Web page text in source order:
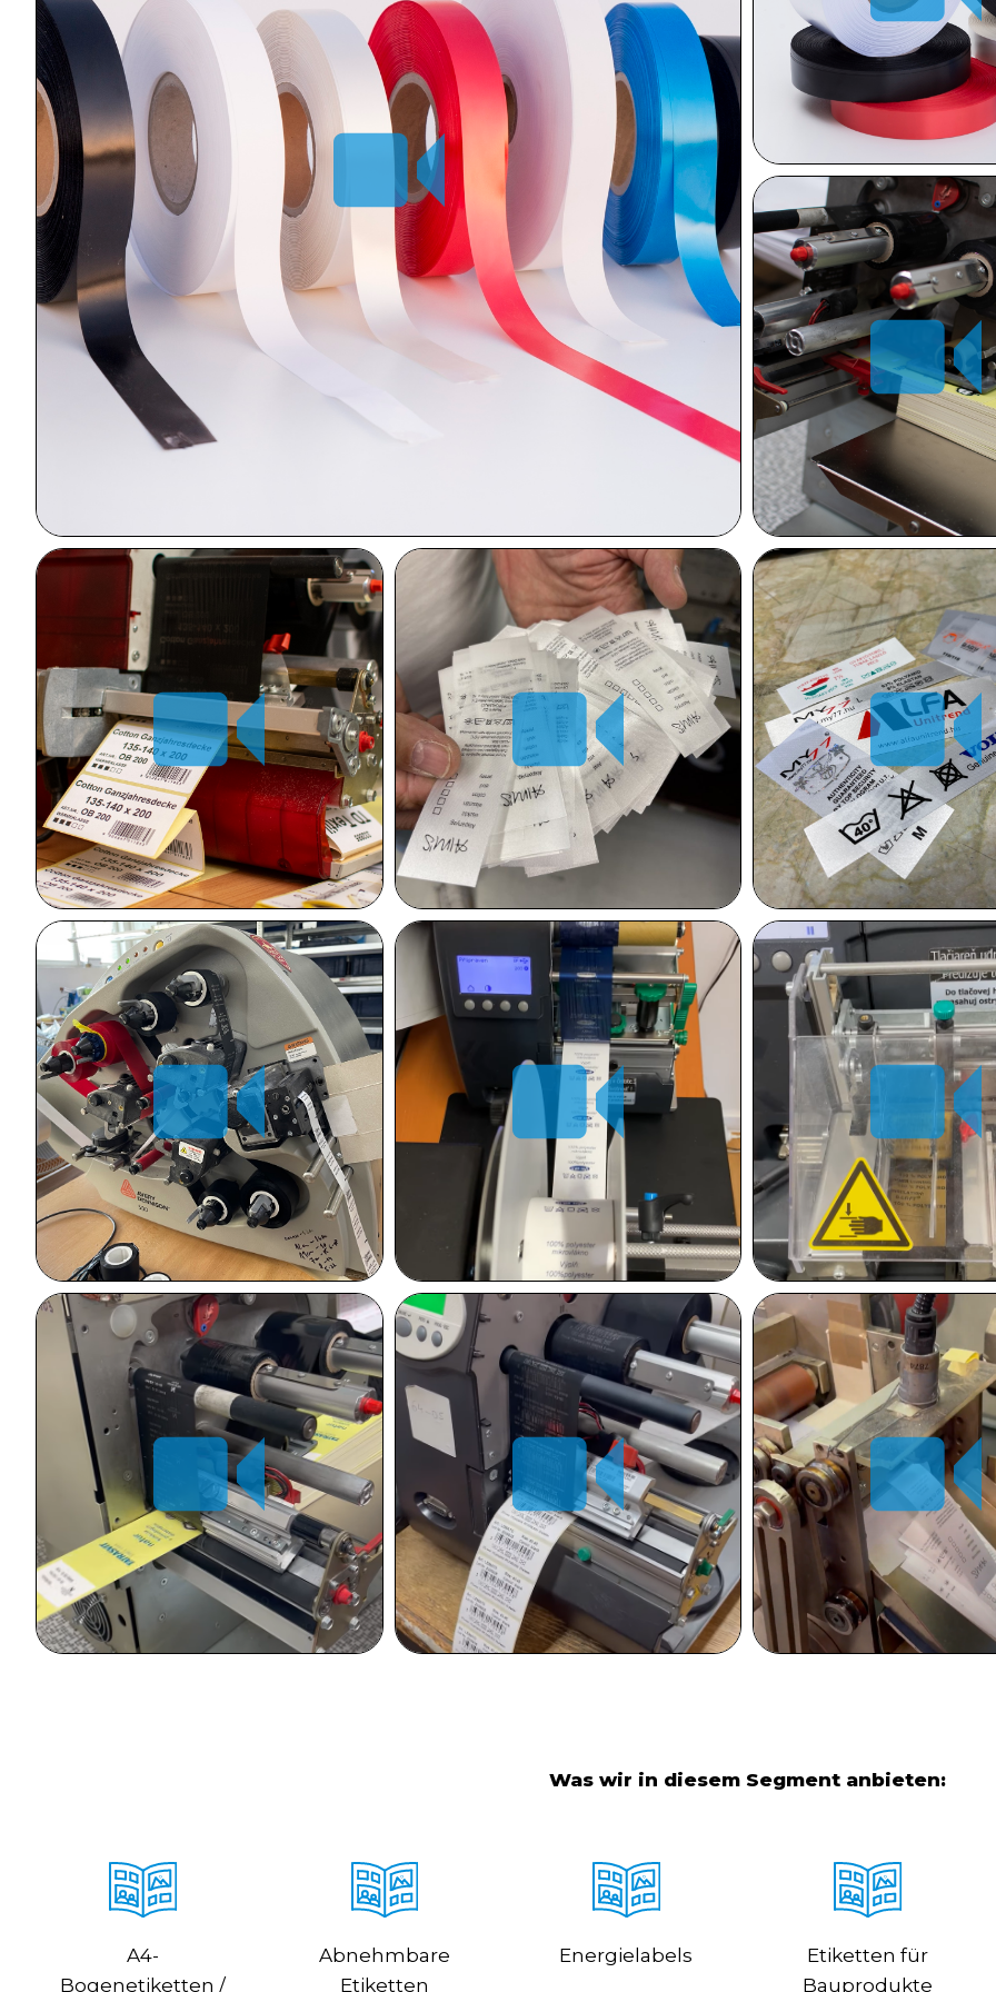
Was wir in diesem Segment anbieten:
A4-
Bogenetiketten /
Abnehmbare
Etiketten
Energielabels
Etiketten für
Bauprodukte